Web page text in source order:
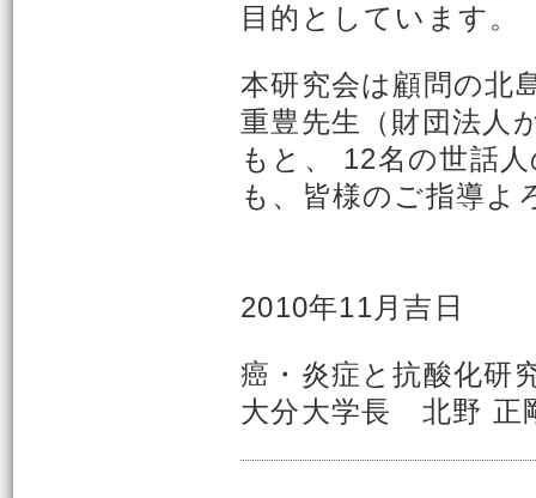
目的としています。
本研究会は顧問の北
重豊先生（財団法人
もと、 12名の世話
も、皆様のご指導よ
2010年11月吉日
癌・炎症と抗酸化研
大分大学長 北野 正